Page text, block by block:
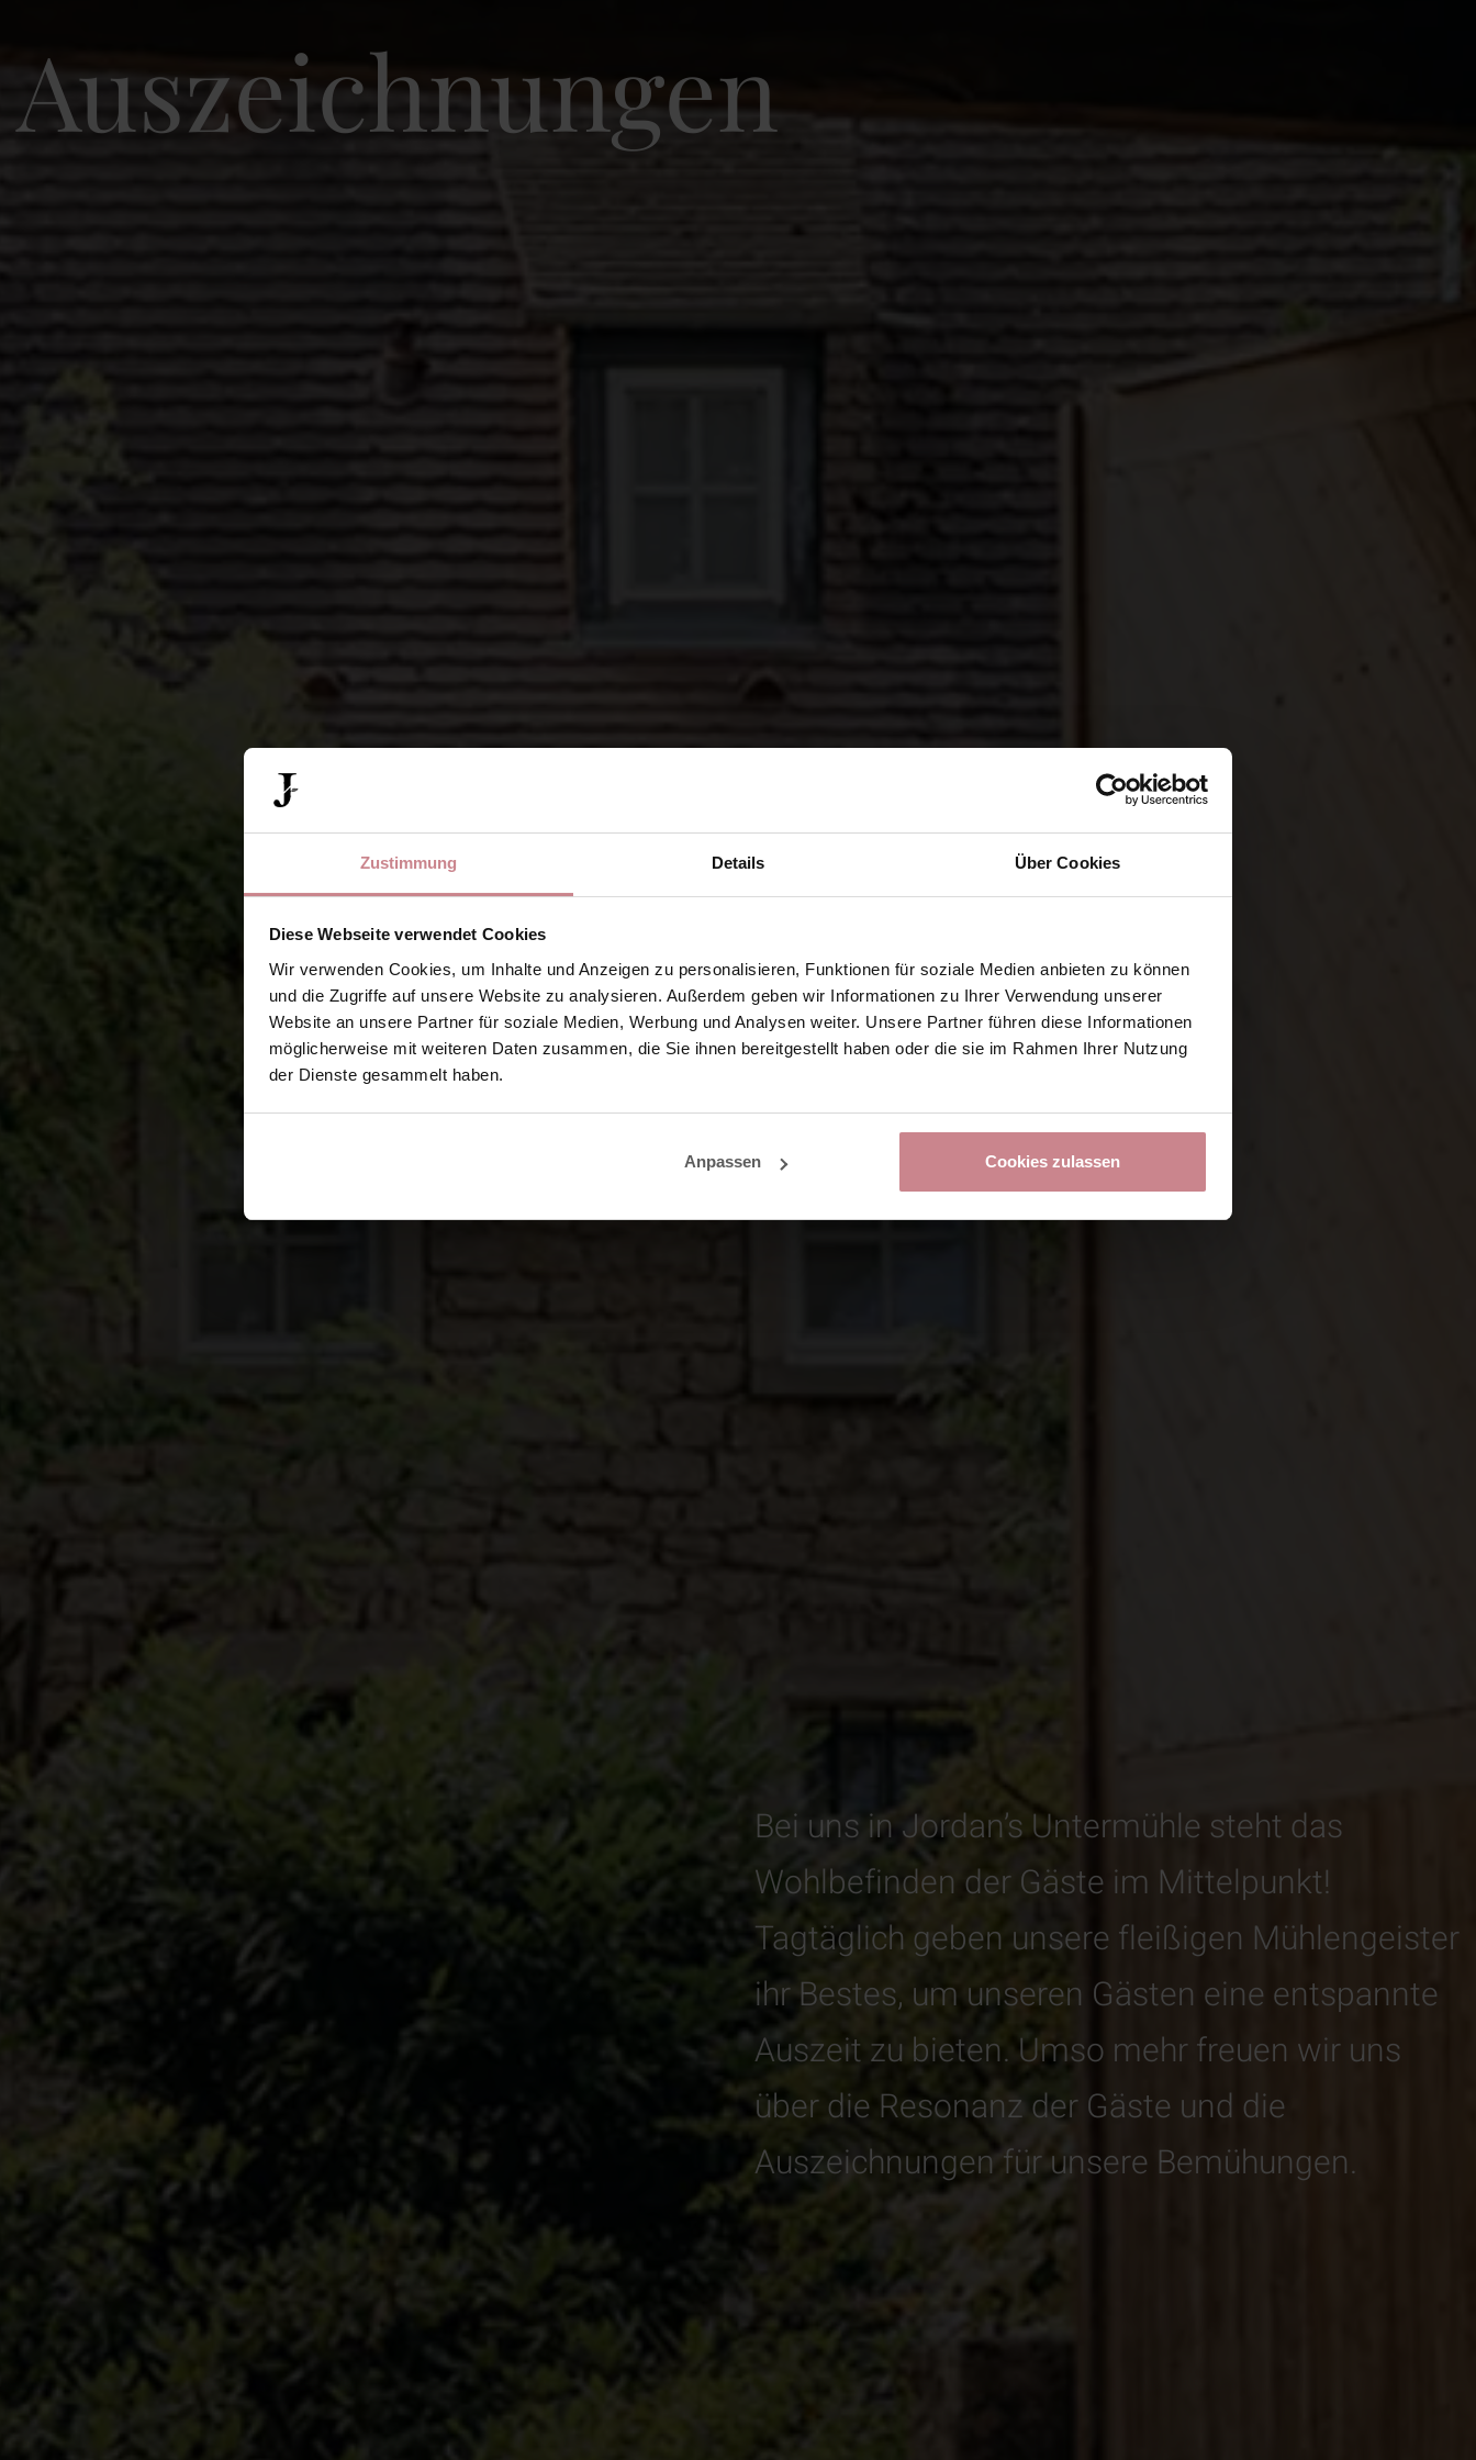
Zustimmung Details Über Cookies
Diese Webseite verwendet Cookies
Wir verwenden Cookies, um Inhalte und Anzeigen zu personalisieren, Funktionen für soziale Medien anbieten zu können
und die Zugriffe auf unsere Website zu analysieren. Außerdem geben wir Informationen zu Ihrer Verwendung unserer
Website an unsere Partner für soziale Medien, Werbung und Analysen weiter. Unsere Partner führen diese Informationen
möglicherweise mit weiteren Daten zusammen, die Sie ihnen bereitgestellt haben oder die sie im Rahmen Ihrer Nutzung
der Dienste gesammelt haben.
Anpassen Cookies zulassen
Auszeichnungen
Bei uns in Jordan’s Untermühle steht das
Wohlbefinden der Gäste im Mittelpunkt!
Tagtäglich geben unsere fleißigen Mühlengeister
ihr Bestes, um unseren Gästen eine entspannte
Auszeit zu bieten. Umso mehr freuen wir uns
über die Resonanz der Gäste und die
Auszeichnungen für unsere Bemühungen.